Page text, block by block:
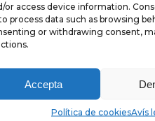
or access device information.
process data such as browsing
or withdrawing consent,
Accepta
Política de cookiesAvís